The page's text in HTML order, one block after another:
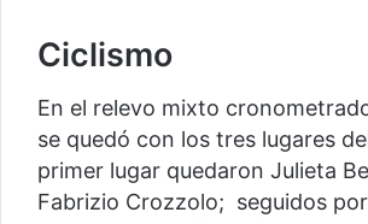
Ciclismo
En el relevo mixto
se quedó con los tres lugares
primer lugar quedaron Julieta
Fabrizio Crozzolo; seguidos